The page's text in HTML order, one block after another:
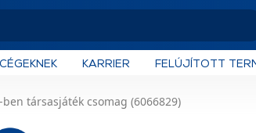
CÉGEKNEK KARRIER FELÚJÍTOTT
társasjáték csomag (6066829)